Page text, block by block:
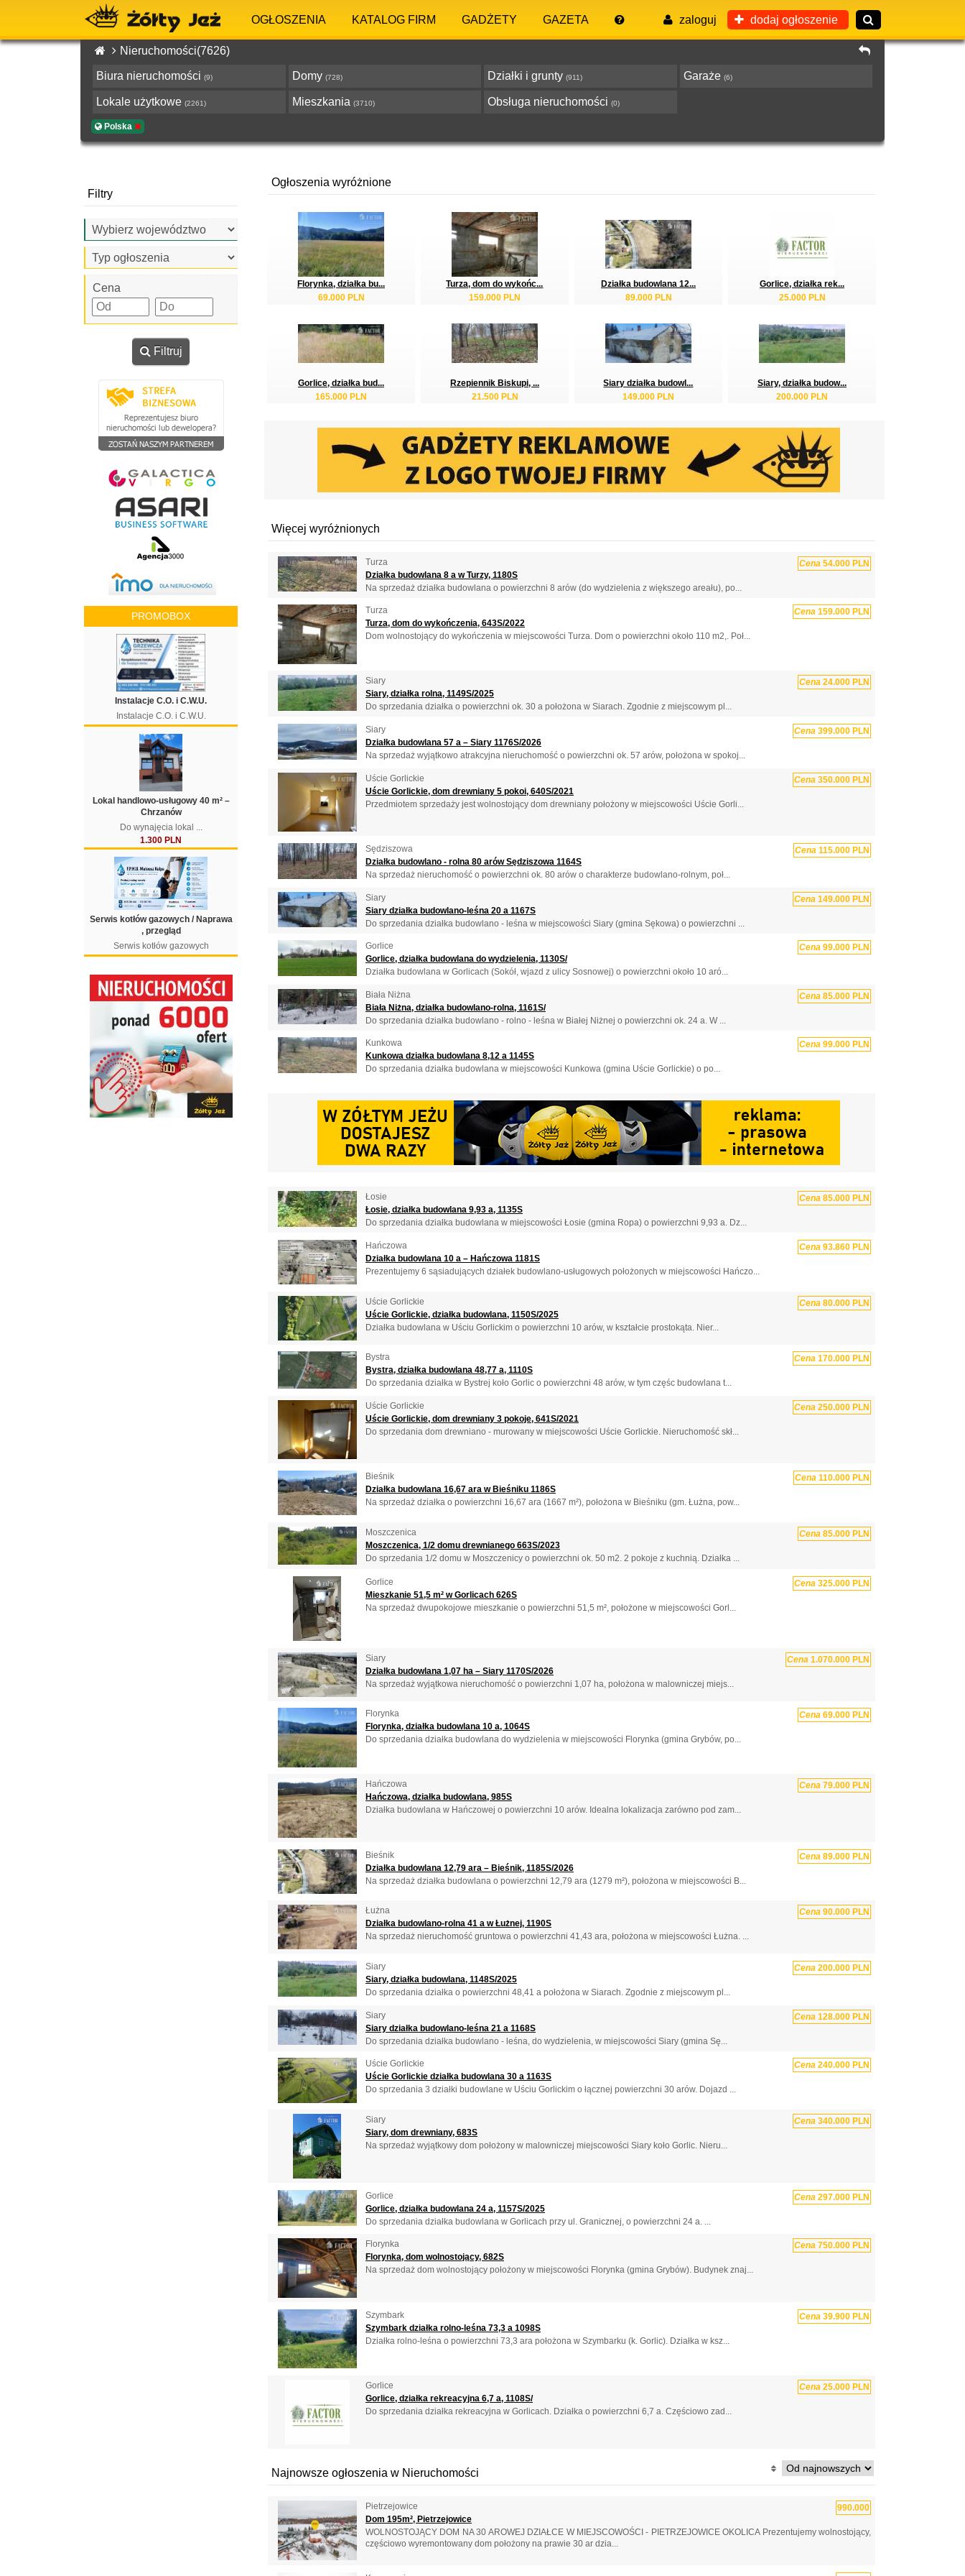
OGŁOSZENIA KATALOG FIRM GADŻETY GAZETA zaloguj dodaj ogłoszenie
Nieruchomości(7626)
Biura nieruchomości (9) Domy (728) Działki i grunty (911) Garaże (6)
Lokale użytkowe (2261) Mieszkania (3710) Obsługa nieruchomości (0)
Polska
Filtry
Cena
Filtruj
PROMOBOX
Instalacje C.O. i C.W.U.
Instalacje C.O. i C.W.U.
Lokal handlowo-usługowy 40 m² –
Chrzanów
Do wynajęcia lokal ...
1.300 PLN
Serwis kotłów gazowych / Naprawa
, przegląd
Serwis kotłów gazowych
Ogłoszenia wyróżnione
Florynka, działka bu...
69.000 PLN
Turza, dom do wykońc...
159.000 PLN
Działka budowlana 12...
89.000 PLN
Gorlice, działka rek...
25.000 PLN
Gorlice, działka bud...
165.000 PLN
Rzepiennik Biskupi, ...
21.500 PLN
Siary działka budowl...
149.000 PLN
Siary, działka budow...
200.000 PLN
Więcej wyróżnionych
Turza Cena 54.000 PLN
Działka budowlana 8 a w Turzy, 1180S
Na sprzedaż działka budowlana o powierzchni 8 arów (do wydzielenia z większego areału), po...
Turza Cena 159.000 PLN
Turza, dom do wykończenia, 643S/2022
Dom wolnostojący do wykończenia w miejscowości Turza. Dom o powierzchni około 110 m2,. Poł...
Siary Cena 24.000 PLN
Siary, działka rolna, 1149S/2025
Do sprzedania działka o powierzchni ok. 30 a położona w Siarach. Zgodnie z miejscowym pl...
Siary Cena 399.000 PLN
Działka budowlana 57 a – Siary 1176S/2026
Na sprzedaż wyjątkowo atrakcyjna nieruchomość o powierzchni ok. 57 arów, położona w spokoj...
Uście Gorlickie Cena 350.000 PLN
Uście Gorlickie, dom drewniany 5 pokoi, 640S/2021
Przedmiotem sprzedaży jest wolnostojący dom drewniany położony w miejscowości Uście Gorli...
Sędziszowa Cena 115.000 PLN
Działka budowlano - rolna 80 arów Sędziszowa 1164S
Na sprzedaż nieruchomość o powierzchni ok. 80 arów o charakterze budowlano-rolnym, poł...
Siary Cena 149.000 PLN
Siary działka budowlano-leśna 20 a 1167S
Do sprzedania działka budowlano - leśna w miejscowości Siary (gmina Sękowa) o powierzchni ...
Gorlice Cena 99.000 PLN
Gorlice, działka budowlana do wydzielenia, 1130S/
Działka budowlana w Gorlicach (Sokół, wjazd z ulicy Sosnowej) o powierzchni około 10 aró...
Biała Niżna Cena 85.000 PLN
Biała Niżna, działka budowlano-rolna, 1161S/
Do sprzedania działka budowlano - rolno - leśna w Białej Niżnej o powierzchni ok. 24 a. W ...
Kunkowa Cena 99.000 PLN
Kunkowa działka budowlana 8,12 a 1145S
Do sprzedania działka budowlana w miejscowości Kunkowa (gmina Uście Gorlickie) o po...
Łosie Cena 85.000 PLN
Łosie, działka budowlana 9,93 a, 1135S
Do sprzedania działka budowlana w miejscowości Łosie (gmina Ropa) o powierzchni 9,93 a. Dz...
Hańczowa Cena 93.860 PLN
Działka budowlana 10 a – Hańczowa 1181S
Prezentujemy 6 sąsiadujących działek budowlano-usługowych położonych w miejscowości Hańczo...
Uście Gorlickie Cena 80.000 PLN
Uście Gorlickie, działka budowlana, 1150S/2025
Działka budowlana w Uściu Gorlickim o powierzchni 10 arów, w kształcie prostokąta. Nier...
Bystra Cena 170.000 PLN
Bystra, działka budowlana 48,77 a, 1110S
Do sprzedania działka w Bystrej koło Gorlic o powierzchni 48 arów, w tym częśc budowlana t...
Uście Gorlickie Cena 250.000 PLN
Uście Gorlickie, dom drewniany 3 pokoje, 641S/2021
Do sprzedania dom drewniano - murowany w miejscowości Uście Gorlickie. Nieruchomość skł...
Bieśnik Cena 110.000 PLN
Działka budowlana 16,67 ara w Bieśniku 1186S
Na sprzedaż działka o powierzchni 16,67 ara (1667 m²), położona w Bieśniku (gm. Łużna, pow...
Moszczenica Cena 85.000 PLN
Moszczenica, 1/2 domu drewnianego 663S/2023
Do sprzedania 1/2 domu w Moszczenicy o powierzchni ok. 50 m2. 2 pokoje z kuchnią. Działka ...
Gorlice Cena 325.000 PLN
Mieszkanie 51,5 m² w Gorlicach 626S
Na sprzedaż dwupokojowe mieszkanie o powierzchni 51,5 m², położone w miejscowości Gorl...
Siary Cena 1.070.000 PLN
Działka budowlana 1,07 ha – Siary 1170S/2026
Na sprzedaż wyjątkowa nieruchomość o powierzchni 1,07 ha, położona w malowniczej miejs...
Florynka Cena 69.000 PLN
Florynka, działka budowlana 10 a, 1064S
Do sprzedania działka budowlana do wydzielenia w miejscowości Florynka (gmina Grybów, po...
Hańczowa Cena 79.000 PLN
Hańczowa, działka budowlana, 985S
Działka budowlana w Hańczowej o powierzchni 10 arów. Idealna lokalizacja zarówno pod zam...
Bieśnik Cena 89.000 PLN
Działka budowlana 12,79 ara – Bieśnik, 1185S/2026
Na sprzedaż działka budowlana o powierzchni 12,79 ara (1279 m²), położona w miejscowości B...
Łużna Cena 90.000 PLN
Działka budowlano-rolna 41 a w Łużnej, 1190S
Na sprzedaż nieruchomość gruntowa o powierzchni 41,43 ara, położona w miejscowości Łużna. ...
Siary Cena 200.000 PLN
Siary, działka budowlana, 1148S/2025
Do sprzedania działka o powierzchni 48,41 a położona w Siarach. Zgodnie z miejscowym pl...
Siary Cena 128.000 PLN
Siary działka budowlano-leśna 21 a 1168S
Do sprzedania działka budowlano - leśna, do wydzielenia, w miejscowości Siary (gmina Sę...
Uście Gorlickie Cena 240.000 PLN
Uście Gorlickie działka budowlana 30 a 1163S
Do sprzedania 3 działki budowlane w Uściu Gorlickim o łącznej powierzchni 30 arów. Dojazd ...
Siary Cena 340.000 PLN
Siary, dom drewniany, 683S
Na sprzedaż wyjątkowy dom położony w malowniczej miejscowości Siary koło Gorlic. Nieru...
Gorlice Cena 297.000 PLN
Gorlice, działka budowlana 24 a, 1157S/2025
Do sprzedania działka budowlana w Gorlicach przy ul. Granicznej, o powierzchni 24 a. ...
Florynka Cena 750.000 PLN
Florynka, dom wolnostojący, 682S
Na sprzedaż dom wolnostojący położony w miejscowości Florynka (gmina Grybów). Budynek znaj...
Szymbark Cena 39.900 PLN
Szymbark działka rolno-leśna 73,3 a 1098S
Działka rolno-leśna o powierzchni 73,3 ara położona w Szymbarku (k. Gorlic). Działka w ksz...
Gorlice Cena 25.000 PLN
Gorlice, działka rekreacyjna 6,7 a, 1108S/
Do sprzedania działka rekreacyjna w Gorlicach. Działka o powierzchni 6,7 a. Częściowo zad...
Najnowsze ogłoszenia w Nieruchomości
990.000
Pietrzejowice
Dom 195m², Pietrzejowice
WOLNOSTOJĄCY DOM NA 30 AROWEJ DZIAŁCE W MIEJSCOWOŚCI - PIETRZEJOWICE OKOLICA Prezentujemy wolnostojący,
częściowo wyremontowany dom położony na prawie 30 ar dzia...